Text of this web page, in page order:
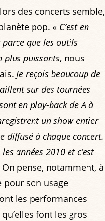
des concerts semble,
pop. « C’est en
que les outils
plus puissants, nous
Je reçois beaucoup de
sur des tournées
en play-back de A à
un show entier
diffusé à chaque concert.
années 2010 et c’est
On pense, notamment, à
pour son usage
les performances
font les gros